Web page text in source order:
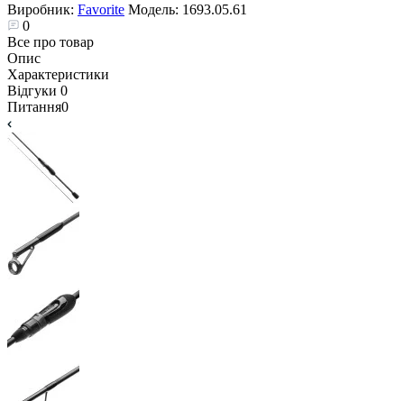
Виробник: Favorite Модель: 1693.05.61
0
Все про товар
Опис
Характеристики
Відгуки 0
Питання0